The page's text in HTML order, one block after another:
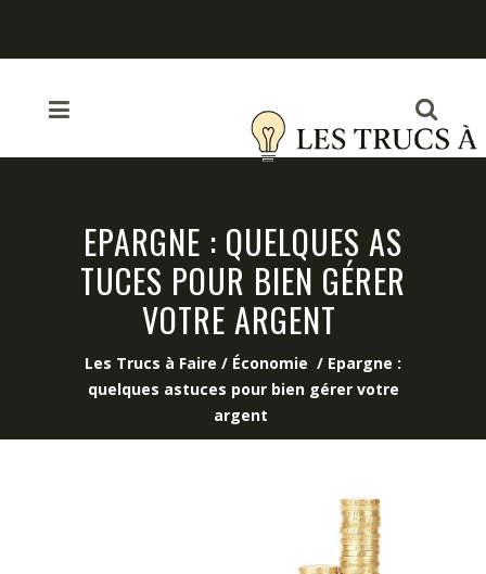
EPARGNE : QUELQUES AS
TUCES POUR BIEN GÉRER
VOTRE ARGENT
Les Trucs à Faire / Économie / Epargne :
quelques astuces pour bien gérer votre
argent